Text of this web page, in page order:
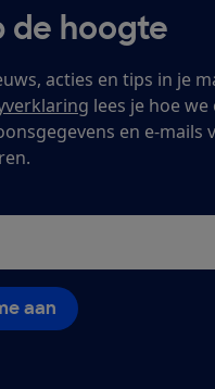
de hoogte
acties en tips in je
lees je hoe
en e-mails
aan